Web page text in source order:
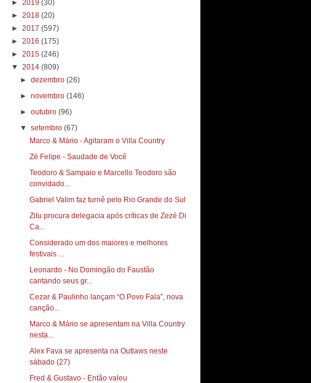
► 2019 (30)
► 2018 (20)
► 2017 (597)
► 2016 (175)
► 2015 (246)
▼ 2014 (809)
►dezembro(26)
►novembro(146)
►outubro(96)
▼setembro(67)
Marco & Mário - Agitaram o Villa Country
Zé Felipe - Saudade de Você
Teodoro & Sampaio e Marcello Teodoro são
convidado...
Zilu procura delegacia após críticas de Zezé Di
Ca...
Considerado um dos maiores e melhores
festivais ...
Leonardo - No Domingão do Faustão
cantando seus gr...
Cezar & Paulinho lançam “O Povo Fala”, nova
canção...
Marco & Mário se apresentam na Villa Country
nesta...
Alex Fava se apresenta na Outlaws neste
sábado (27)‏
Fred & Gustavo - Então valeu